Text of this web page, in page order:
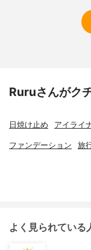
Ruruさんがク
日焼け止め アイライ
ファンデーション 旅
よく見られている